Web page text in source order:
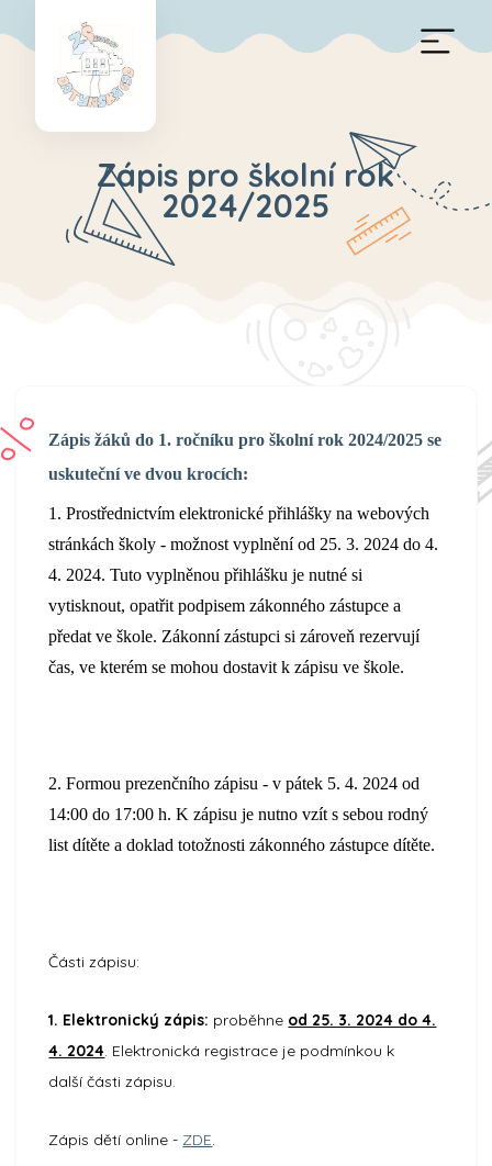
Zápis pro školní rok
2024/2025
Zápis žáků do 1. ročníku pro školní rok 2024/2025 se
uskuteční ve dvou krocích:
1. Prostřednictvím elektronické přihlášky na webových
stránkách školy - možnost vyplnění od 25. 3. 2024 do 4.
4. 2024. Tuto vyplněnou přihlášku je nutné si
vytisknout, opatřit podpisem zákonného zástupce a
předat ve škole. Zákonní zástupci si zároveň rezervují
čas, ve kterém se mohou dostavit k zápisu ve škole.
2. Formou prezenčního zápisu - v pátek 5. 4. 2024 od
14:00 do 17:00 h. K zápisu je nutno vzít s sebou rodný
list dítěte a doklad totožnosti zákonného zástupce dítěte.
Části zápisu:
1. Elektronický zápis: proběhne od 25. 3. 2024 do 4.
4. 2024. Elektronická registrace je podmínkou k
další části zápisu.
Zápis dětí online - ZDE.